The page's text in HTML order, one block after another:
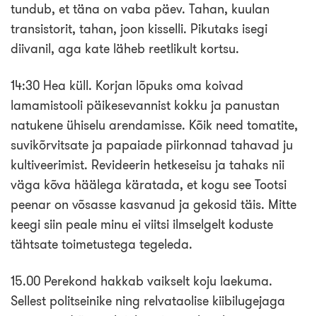
tundub, et täna on vaba päev. Tahan, kuulan
transistorit, tahan, joon kisselli. Pikutaks isegi
diivanil, aga kate läheb reetlikult kortsu.
14:30 Hea küll. Korjan lõpuks oma koivad
lamamistooli päikesevannist kokku ja panustan
natukene ühiselu arendamisse. Kõik need tomatite,
suvikõrvitsate ja papaiade piirkonnad tahavad ju
kultiveerimist. Revideerin hetkeseisu ja tahaks nii
väga kõva häälega käratada, et kogu see Tootsi
peenar on võsasse kasvanud ja gekosid täis. Mitte
keegi siin peale minu ei viitsi ilmselgelt koduste
tähtsate toimetustega tegeleda.
15.00 Perekond hakkab vaikselt koju laekuma.
Sellest politseinike ning relvataolise kiibilugejaga